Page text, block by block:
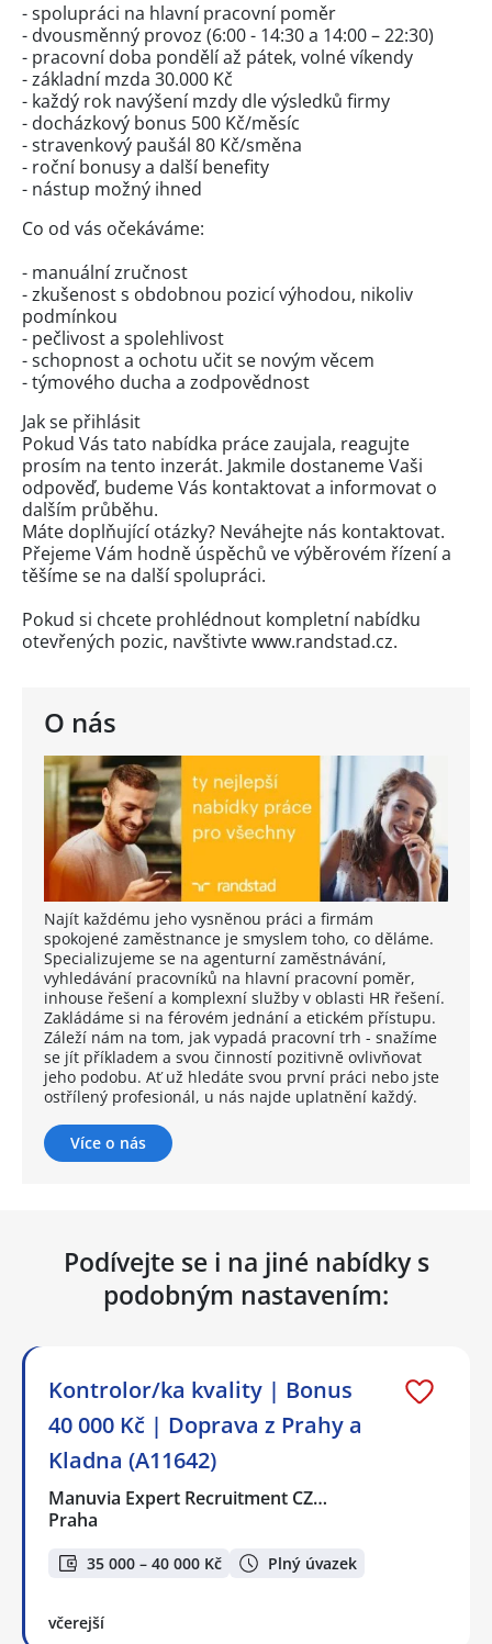
O nás
Najít každému jeho vysněnou práci a firmám
spokojené zaměstnance je smyslem toho, co děláme.
Specializujeme se na agenturní zaměstnávání,
vyhledávání pracovníků na hlavní pracovní poměr,
inhouse řešení a komplexní služby v oblasti HR řešení.
Zakládáme si na férovém jednání a etickém přístupu.
Záleží nám na tom, jak vypadá pracovní trh - snažíme
se jít příkladem a svou činností pozitivně ovlivňovat
jeho podobu. Ať už hledáte svou první práci nebo jste
ostřílený profesionál, u nás najde uplatnění každý.
Více o nás
- spolupráci na hlavní pracovní poměr
- dvousměnný provoz (6:00 - 14:30 a 14:00 – 22:30)
- pracovní doba pondělí až pátek, volné víkendy
- základní mzda 30.000 Kč
- každý rok navýšení mzdy dle výsledků firmy
- docházkový bonus 500 Kč/měsíc
- stravenkový paušál 80 Kč/směna
- roční bonusy a další benefity
- nástup možný ihned
Co od vás očekáváme:
- manuální zručnost
- zkušenost s obdobnou pozicí výhodou, nikoliv
podmínkou
- pečlivost a spolehlivost
- schopnost a ochotu učit se novým věcem
- týmového ducha a zodpovědnost
Jak se přihlásit
Pokud Vás tato nabídka práce zaujala, reagujte
prosím na tento inzerát. Jakmile dostaneme Vaši
odpověď, budeme Vás kontaktovat a informovat o
dalším průběhu.
Máte doplňující otázky? Neváhejte nás kontaktovat.
Přejeme Vám hodně úspěchů ve výběrovém řízení a
těšíme se na další spolupráci.
Pokud si chcete prohlédnout kompletní nabídku
otevřených pozic, navštivte www.randstad.cz.
Podívejte se i na jiné nabídky s
podobným nastavením:
Kontrolor/ka kvality | Bonus
40 000 Kč | Doprava z Prahy a
Kladna (A11642)
Manuvia Expert Recruitment CZ…
Praha
35 000 – 40 000 Kč Plný úvazek
včerejší